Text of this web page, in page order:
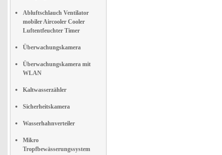
Abluftschlauch Ventilator
mobiler Aircooler Cooler
Luftentfeuchter Timer
Überwachungskamera
Überwachungskamera mit
WLAN
Kaltwasserzähler
Sicherheitskamera
Wasserhahnverteiler
Mikro
Tropfbewässerungssystem